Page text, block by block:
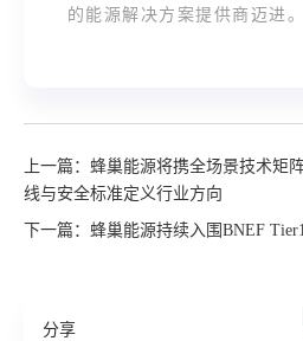
的能源解决方案提供商迈进。
上一篇：蜂巢能源将携全场景技术矩
线与安全标准定义行业方向
下一篇：蜂巢能源持续入围BNEF
分享